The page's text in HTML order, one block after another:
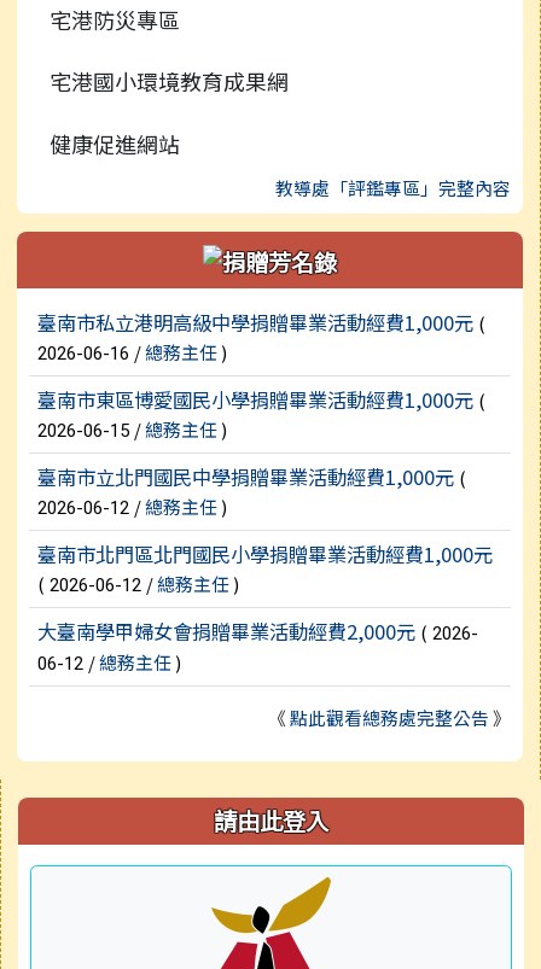
宅港防災專區
宅港國小環境教育成果網
健康促進網站
教導處「評鑑專區」完整內容
新聞列表
臺南市私立港明高級中學捐贈畢業活動經費1,000元 (
2026-06-16 /總務主任)
臺南市東區博愛國民小學捐贈畢業活動經費1,000元 (
2026-06-15 /總務主任)
臺南市立北門國民中學捐贈畢業活動經費1,000元 (
2026-06-12 /總務主任)
臺南市北門區北門國民小學捐贈畢業活動經費1,000元
( 2026-06-12 /總務主任)
大臺南學甲婦女會捐贈畢業活動經費2,000元 ( 2026-
06-12 /總務主任)
《點此觀看總務處完整公告》
右邊區域內容 請由此登入